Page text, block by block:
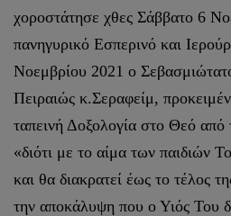
χοροστάτησε χθες Σάββατο 6
πανηγυρικό Εσπερινό και
Νοεμβρίου 2021 ο
Πειραιώς κ.Σεραφείμ,
ταπεινή Δοξολογία στο Θεό
«διότι με το αίμα των παιδιών
και θα διακρατεί έως το τέλος
την αποκάλυψη που ο Υιός Του